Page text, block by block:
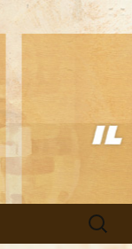
タリアン
ログ
アン「イル
検